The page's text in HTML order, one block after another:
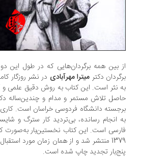
بین همه برگردان‌هایی که در طول این دو سه
دکترمیترا مهرآبادیدر نشر روزگار کامل‌ترین
نثر است. این کتاب به روش دقیق علمی و
تلاش مستمر و مدام و چندین‌ساله دکتر میترا
دانشگاه فردوسی خراسان است. کاری او در
انجام رسانده، بی‌تردید کار سترگ و شایسته و
است. این کتاب نخستین‌بار به‌صورت کامل
1379 منتشر شد و از همان زمان مورد استقبال قرار
تجدید چاپ شده است.